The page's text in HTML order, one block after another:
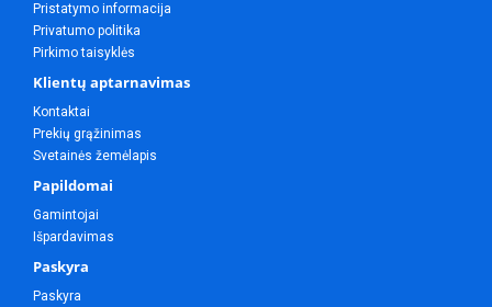
Pristatymo informacija
Privatumo politika
Pirkimo taisyklės
Klientų aptarnavimas
Kontaktai
Prekių grąžinimas
Svetainės žemėlapis
Papildomai
Gamintojai
Išpardavimas
Paskyra
Paskyra